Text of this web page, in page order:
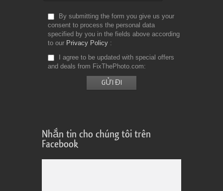
By submitting the form you give us your
consent to process the personal data
specified by you in the fields above according
to our Privacy Policy
I agree to be updated with special offers
and deals from FixThePhoto.com
Nhắn tin cho chúng tôi trên
Facebook